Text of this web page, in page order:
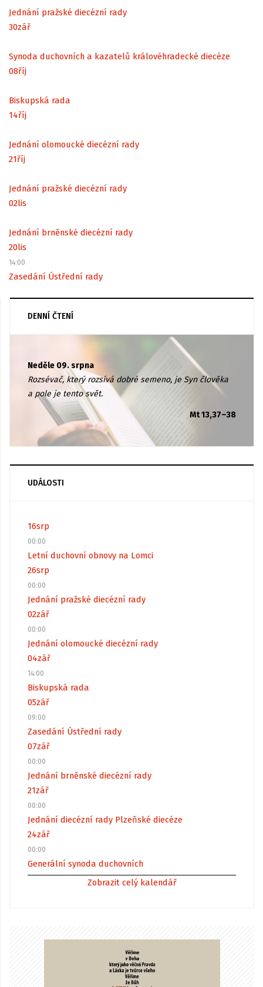
Jednání pražské diecézní rady
30zář
Synoda duchovních a kazatelů královéhradecké diecéze
08říj
Biskupská rada
14říj
Jednání olomoucké diecézní rady
21říj
Jednání pražské diecézní rady
02lis
Jednání brněnské diecézní rady
20lis
14:00
Zasedání Ústřední rady
DENNÍ ČTENÍ
Neděle 09. srpna
Rozsévač, který rozsívá dobré semeno, je Syn člověka
a pole je tento svět.
Mt 13,37–38
UDÁLOSTI
16srp
00:00
Letní duchovní obnovy na Lomci
26srp
00:00
Jednání pražské diecézní rady
02zář
00:00
Jednání olomoucké diecézní rady
04zář
14:00
Biskupská rada
05zář
09:00
Zasedání Ústřední rady
07zář
00:00
Jednání brněnské diecézní rady
21zář
00:00
Jednání diecézní rady Plzeňské diecéze
24zář
00:00
Generální synoda duchovních
Zobrazit celý kalendář